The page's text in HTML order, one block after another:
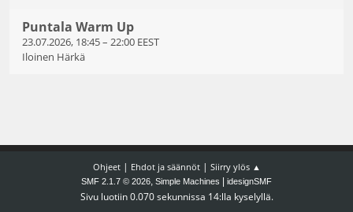
Puntala Warm Up
23.07.2026, 18:45– 22:00 EEST
Iloinen Härkä
Ohjeet| Ehdot ja säännöt| Siirry ylös ▲
SMF 2.1.7 © 2026, Simple Machines idesignSMF
Sivu luotiin 0.070 sekunnissa 14:lla kyselyllä.